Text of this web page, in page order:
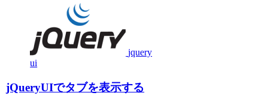
jquery
ui
jQueryUIでタブを表示する